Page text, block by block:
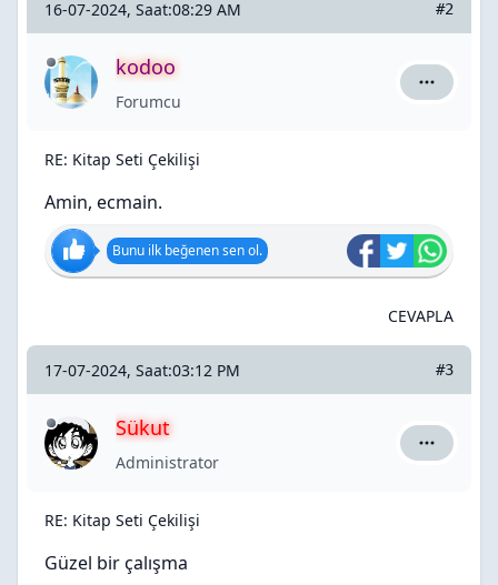
16-07-2024, Saat:08:29 AM #2
kodoo
Forumcu kodoo
RE: Kitap Seti Çekilişi
Amin, ecmain.
Bunu ilk beğenen sen ol.
CEVAPLA
17-07-2024, Saat:03:12 PM #3
Sükut
Administrator Sükut
RE: Kitap Seti Çekilişi
Güzel bir çalışma